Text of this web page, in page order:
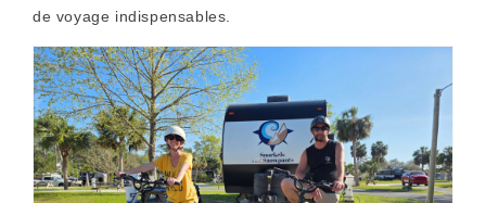
de voyage indispensables.